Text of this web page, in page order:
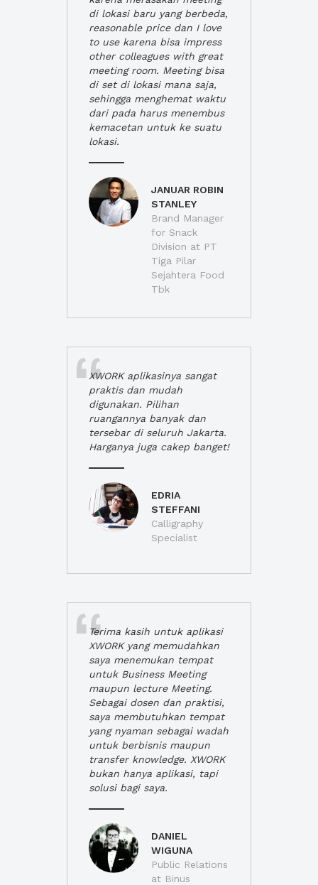
di lokasi baru yang berbeda,
reasonable price dan I love
to use karena bisa impress
other colleagues with great
meeting room. Meeting bisa
di set di lokasi mana saja,
sehingga menghemat waktu
dari pada harus menembus
kemacetan untuk ke suatu
lokasi.
JANUAR ROBIN
STANLEY
Brand Manager
for Snack
Division at PT
Tiga Pilar
Sejahtera Food
Tbk
XWORK aplikasinya sangat
praktis dan mudah
digunakan. Pilihan
ruangannya banyak dan
tersebar di seluruh Jakarta.
Harganya juga cakep banget!
EDRIA
STEFFANI
Calligraphy
Specialist
Terima kasih untuk aplikasi
XWORK yang memudahkan
saya menemukan tempat
untuk Business Meeting
maupun lecture Meeting.
Sebagai dosen dan praktisi,
saya membutuhkan tempat
yang nyaman sebagai wadah
untuk berbisnis maupun
transfer knowledge. XWORK
bukan hanya aplikasi, tapi
solusi bagi saya.
DANIEL
WIGUNA
Public Relations
at Binus